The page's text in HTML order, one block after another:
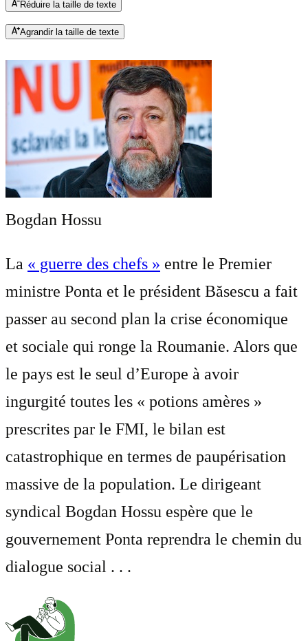
Réduire la taille de texte
Agrandir la taille de texte
Bogdan Hossu
La « guerre des chefs » entre le Premier
ministre Ponta et le président Băsescu a fait
passer au second plan la crise économique
et sociale qui ronge la Roumanie. Alors que
le pays est le seul d’Europe à avoir
ingurgité toutes les « potions amères »
prescrites par le FMI, le bilan est
catastrophique en termes de paupérisation
massive de la population. Le dirigeant
syndical Bogdan Hossu espère que le
gouvernement Ponta reprendra le chemin du
dialogue social . . .